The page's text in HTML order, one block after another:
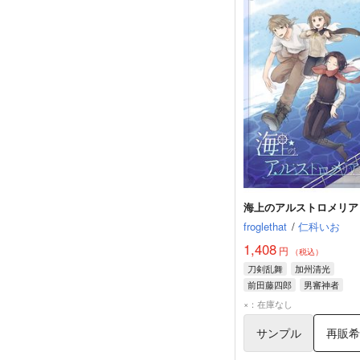
海上のアルストロメリア
froglethat / 仁科いお
1,408 円 （税込）
刀剣乱舞
加州清光
前田藤四郎
男審神者
×：在庫なし
サンプル 再販